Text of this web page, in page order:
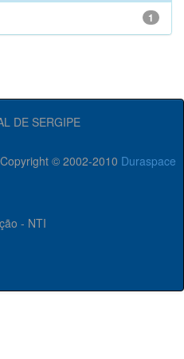
1
DE SERGIPE
Copyright © 2002-2010 Duraspace
- NTI